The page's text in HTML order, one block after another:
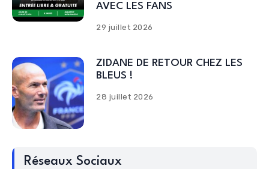
AVEC LES FANS
29 juillet 2026
ZIDANE DE RETOUR CHEZ LES
BLEUS !
28 juillet 2026
Réseaux Sociaux